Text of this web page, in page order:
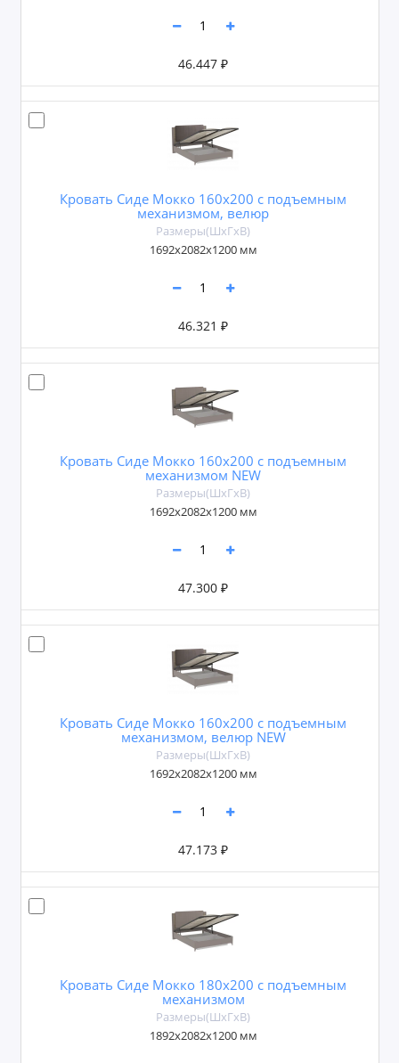
46.447 ₽
Кровать Сиде Мокко 160х200 с подъемным
механизмом, велюр
Размеры(ШxГxВ)
1692х2082х1200 мм
46.321 ₽
Кровать Сиде Мокко 160х200 с подъемным
механизмом NEW
Размеры(ШxГxВ)
1692х2082х1200 мм
47.300 ₽
Кровать Сиде Мокко 160х200 с подъемным
механизмом, велюр NEW
Размеры(ШxГxВ)
1692х2082х1200 мм
47.173 ₽
Кровать Сиде Мокко 180х200 с подъемным
механизмом
Размеры(ШxГxВ)
1892х2082х1200 мм